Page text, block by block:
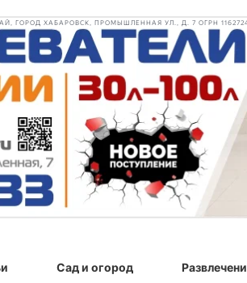
ГОРОД ХАБАРОВСК, ПРОМЫШЛЕННАЯ УЛ., Д. 7 ОГРН
Сад и огород